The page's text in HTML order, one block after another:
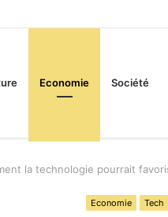
Economie Société
la technologie pourrait
Economie Tech